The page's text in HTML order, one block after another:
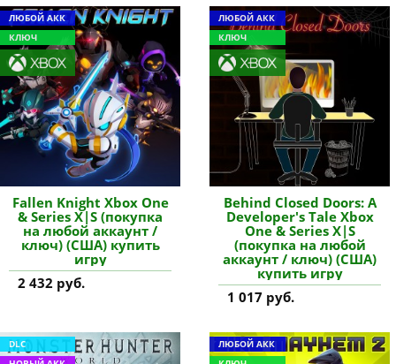
ЛЮБОЙ АКК
КЛЮЧ
Fallen Knight Xbox One
& Series X|S (покупка
на любой аккаунт /
ключ) (США) купить
игру
2 432 руб.
ЛЮБОЙ АКК
КЛЮЧ
Behind Closed Doors: A
Developer's Tale Xbox
One & Series X|S
(покупка на любой
аккаунт / ключ) (США)
купить игру
1 017 руб.
DLC
ЛЮБОЙ АКК